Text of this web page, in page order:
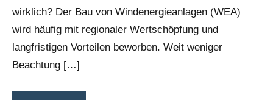
wirklich? Der Bau von Windenergieanlagen (WEA)
wird häufig mit regionaler Wertschöpfung und
langfristigen Vorteilen beworben. Weit weniger
Beachtung […]